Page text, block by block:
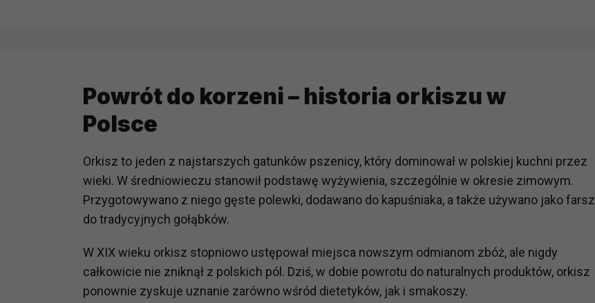
Powrót do korzeni – historia orkiszu w
Polsce
Orkisz to jeden z najstarszych gatunków pszenicy, który dominował w polskiej kuchni przez
wieki. W średniowieczu stanowił podstawę wyżywienia, szczególnie w okresie zimowym.
Przygotowywano z niego gęste polewki, dodawano do kapuśniaka, a także używano jako farsz
do tradycyjnych gołąbków.
W XIX wieku orkisz stopniowo ustępował miejsca nowszym odmianom zbóż, ale nigdy
całkowicie nie zniknął z polskich pól. Dziś, w dobie powrotu do naturalnych produktów, orkisz
ponownie zyskuje uznanie zarówno wśród dietetyków, jak i smakoszy.